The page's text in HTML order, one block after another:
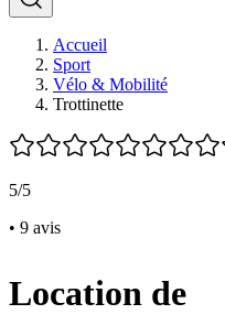
Accueil
Sport
Vélo & Mobilité
Trottinette
5/5
• 9 avis
Location de